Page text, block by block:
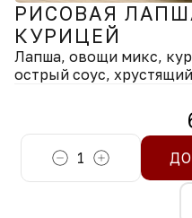
РИСОВАЯ
КУРИЦЕЙ
Лапша, овощи микс,
острый соус,
1